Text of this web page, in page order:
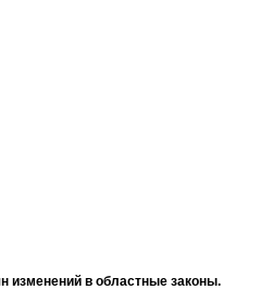
изменений в областные законы.